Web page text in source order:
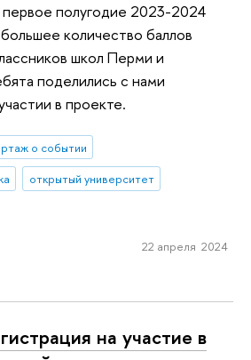
первое полугодие 2023-2024
количество баллов
школ Перми и
поделились с нами
в проекте.
о событии
открытый университет
22 апреля 2024
на участие в